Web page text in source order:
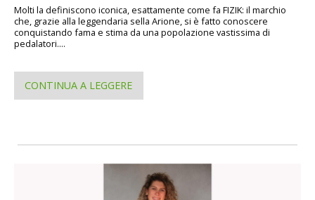
Molti la definiscono iconica, esattamente come fa FIZIK: il marchio
che, grazie alla leggendaria sella Arione, si è fatto conoscere
conquistando fama e stima da una popolazione vastissima di
pedalatori....
CONTINUA A LEGGERE